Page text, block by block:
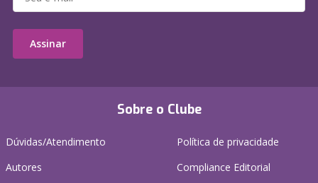
Sobre o Clube
Dúvidas/Atendimento
Autores
Política de privacidade
Compliance Editorial
Assinar